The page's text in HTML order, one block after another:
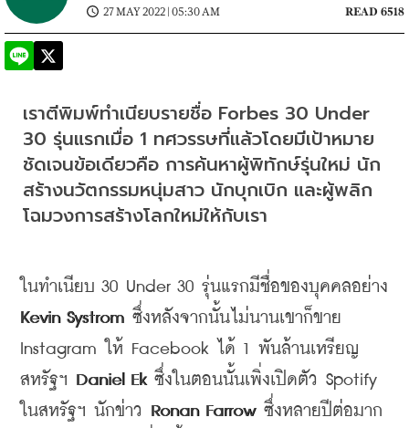
27 MAY 2022 | 05:30 AM
READ 6518
เราตีพิมพ์ทำเนียบรายชื่อ Forbes 30 Under
30 รุ่นแรกเมื่อ 1 ทศวรรษที่แล้วโดยมีเป้าหมาย
ชัดเจนข้อเดียวคือ การค้นหาผู้พิทักษ์รุ่นใหม่ นัก
สร้างนวัตกรรมหนุ่มสาว นักบุกเบิก และผู้พลิก
โฉมวงการสร้างโลกใหม่ให้กับเรา
ในทำเนียบ 30 Under 30 รุ่นแรกมีชื่อของบุคคลอย่าง
Kevin Systrom ซึ่งหลังจากนั้นไม่นานเขาก็ขาย
Instagram
ให้ Facebook ได้ 1 พันล้านเหรียญ
สหรัฐฯ Daniel Ek ซึ่งในตอนนั้นเพิ่งเปิดตัว
ในสหรัฐฯ นักข่าว
Ronan Farrow ซึ่งหลายปีต่อมาก